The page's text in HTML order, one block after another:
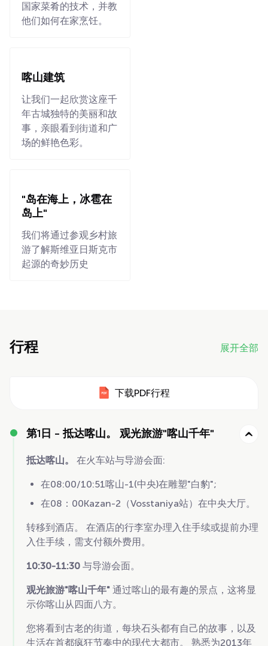
国家菜肴的技术，并教
他们如何在家烹饪。
喀山建筑
让我们一起欣赏这座千
年古城独特的美丽和故
事，亲眼看到街道和广
场的鲜艳色彩。
"岛在海上，冰雹在
岛上"
我们将通过参观乡村旅
游了解斯维亚日斯克市
起源的奇妙历史
行程 展开全部
下载PDF行程
第1日 -抵达喀山。 观光旅游"喀山千年"
抵达喀山。 在火车站与导游会面:
在08:00/10:51喀山-1(中央)在雕塑"白豹";
在08：00Kazan-2（Vosstaniya站）在中央大厅。
转移到酒店。 在酒店的行李室办理入住手续或提前办理
入住手续，需支付额外费用。
10:30-11:30 与导游会面。
观光旅游"喀山千年" 通过喀山的最有趣的景点，这将显
示你喀山从四面八方。
您将看到古老的街道，每块石头都有自己的故事，以及
生活在首都疯狂节奏中的现代大都市。 熟悉为2013年